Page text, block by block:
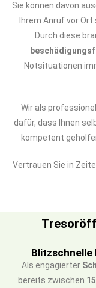
Sie können davon
Ihrem Anruf vor
Durch diese
Notsituationen
Wir als
dafür, dass Ihnen
kompetent
Vertrauen Sie in
Blitzschnelle
Als engagierter
bereits zwischen